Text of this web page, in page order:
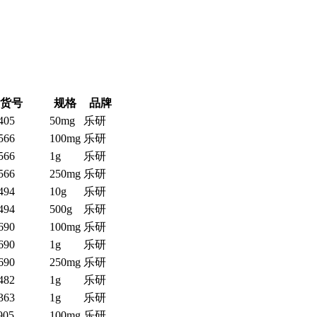
货号 规格
品牌
50mg
乐研
100mg 乐研
1g
乐研
250mg 乐研
10g
乐研
500g
乐研
100mg 乐研
1g
乐研
250mg 乐研
1g
乐研
1g
乐研